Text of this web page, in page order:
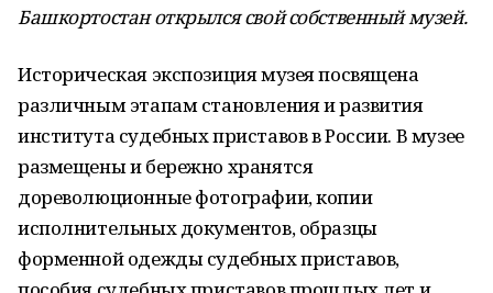
Башкортостан открылся свой собственный музей.
Историческая экспозиция музея посвящена
различным этапам становления и развития
института судебных приставов в России. В музее
размещены и бережно хранятся
дореволюционные фотографии, копии
исполнительных документов, образцы
форменной одежды судебных приставов,